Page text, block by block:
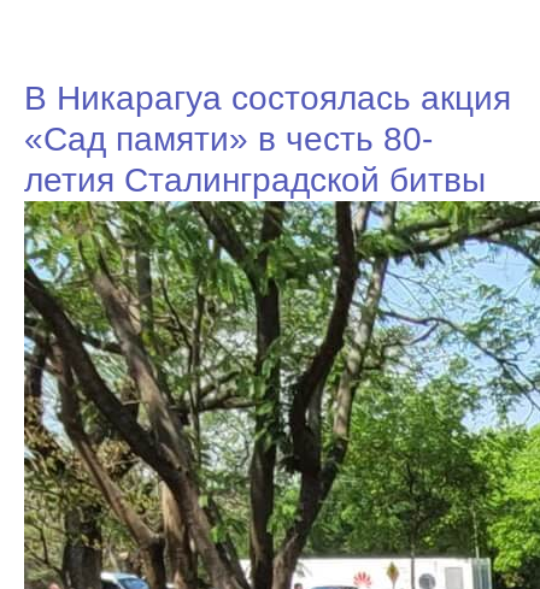
В Никарагуа состоялась акция
«Сад памяти» в честь 80-
летия Сталинградской битвы